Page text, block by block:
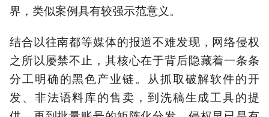
界，类似案例具有较强示范意义。
结合以往南都等媒体的报道不难发现，网络侵权
之所以屡禁不止，其核心在于背后隐藏着一条条
分工明确的黑色产业链。从抓取破解软件的开
发、非法语料库的售卖，到洗稿生成工具的提